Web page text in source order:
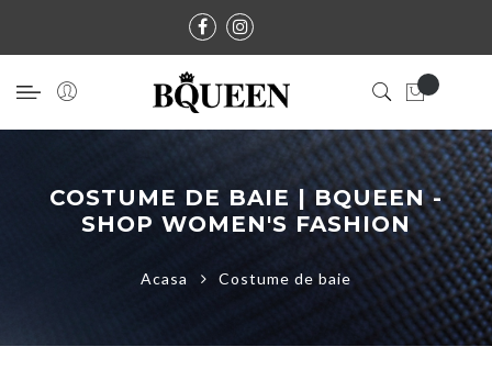
COSTUME DE BAIE | BQUEEN -
SHOP WOMEN'S FASHION
Acasa Costume de baie